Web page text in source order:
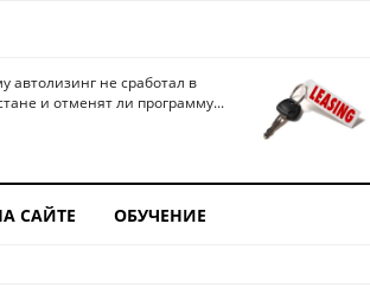
автолизинг не сработал в
и отменят ли программу...
САЙТЕ ОБУЧЕНИЕ